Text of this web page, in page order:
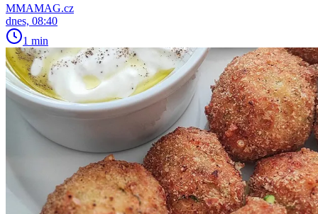
MMAMAG.cz
dnes, 08:40
1 min